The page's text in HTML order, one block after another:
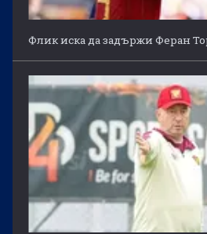
Флик иска да задържи Феран